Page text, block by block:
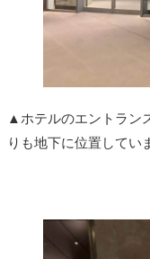
▲ホテルのエントラン
りも地下に位置してい